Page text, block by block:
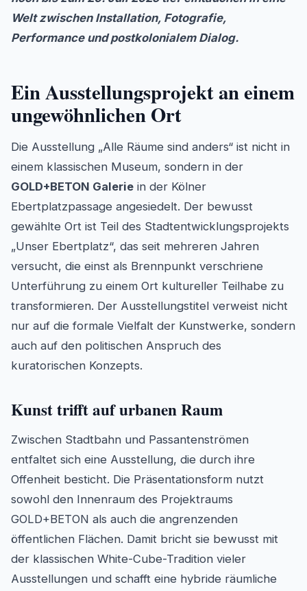
Welt zwischen Installation, Fotografie,
Performance und postkolonialem Dialog.
Ein Ausstellungsprojekt an einem
ungewöhnlichen Ort
Die Ausstellung „Alle Räume sind anders“ ist nicht in
einem klassischen Museum, sondern in der
GOLD+BETON Galerie in der Kölner
Ebertplatzpassage angesiedelt. Der bewusst
gewählte Ort ist Teil des Stadtentwicklungsprojekts
„Unser Ebertplatz“, das seit mehreren Jahren
versucht, die einst als Brennpunkt verschriene
Unterführung zu einem Ort kultureller Teilhabe zu
transformieren. Der Ausstellungstitel verweist nicht
nur auf die formale Vielfalt der Kunstwerke, sondern
auch auf den politischen Anspruch des
kuratorischen Konzepts.
Kunst trifft auf urbanen Raum
Zwischen Stadtbahn und Passantenströmen
entfaltet sich eine Ausstellung, die durch ihre
Offenheit besticht. Die Präsentationsform nutzt
sowohl den Innenraum des Projektraums
GOLD+BETON als auch die angrenzenden
öffentlichen Flächen. Damit bricht sie bewusst mit
der klassischen White-Cube-Tradition vieler
Ausstellungen und schafft eine hybride räumliche